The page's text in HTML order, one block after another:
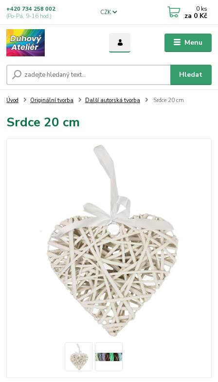
Menu
CZK
Hledat
+420 734 258 002
(Po-Pá, 9-16 hod.)
0 ks
za 0 Kč
Úvod Originální tvorba Další autorská tvorba Srdce 20 cm
Srdce 20 cm